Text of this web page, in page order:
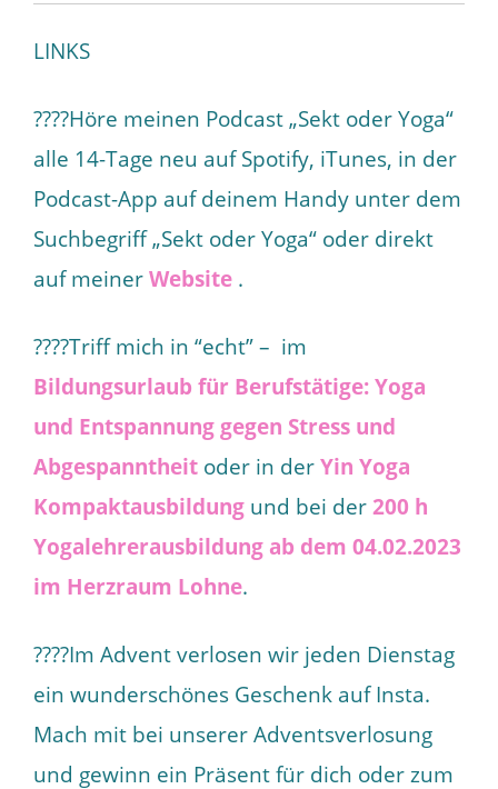
LINKS
????Höre meinen Podcast „Sekt oder Yoga“
alle 14-Tage neu auf Spotify, iTunes, in der
Podcast-App auf deinem Handy unter dem
Suchbegriff „Sekt oder Yoga“ oder direkt
auf meinerWebsite .
????Triff mich in “echt” – im
Bildungsurlaub für Berufstätige: Yoga
und Entspannung gegen Stress und
Abgespanntheit oder in derYin Yoga
Kompaktausbildung und bei der200 h
Yogalehrerausbildung ab dem 04.02.2023
im Herzraum Lohne.
????Im Advent verlosen wir jeden Dienstag
ein wunderschönes Geschenk auf Insta.
Mach mit bei unserer Adventsverlosung
und gewinn ein Präsent für dich oder zum